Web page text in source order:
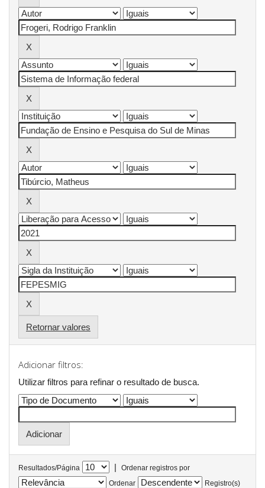
Retornar valores
Adicionar filtros:
Utilizar filtros para refinar o resultado de busca.
Resultados/Página |
Ordenar registros por
Ordenar
Registro(s)